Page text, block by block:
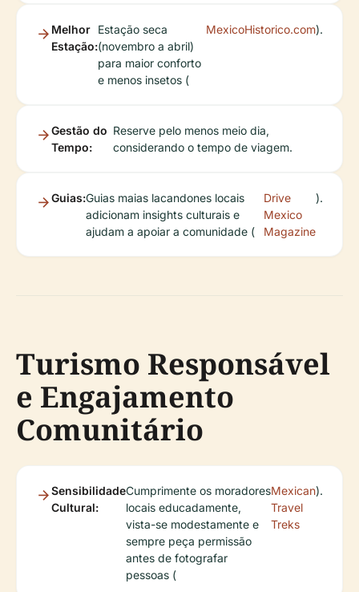
Melhor
Estação:
Estação seca
(novembro a abril)
para maior conforto
e menos insetos (
MexicoHistorico.com).
Gestão do
Tempo:
Reserve pelo menos meio dia,
considerando o tempo de viagem.
Guias:Guias maias lacandones locais
adicionam insights culturais e
ajudam a apoiar a comunidade (
Drive
Mexico
Magazine
).
Turismo Responsável
e Engajamento
Comunitário
Sensibilidade
Cultural:
Cumprimente os moradores
locais educadamente,
vista-se modestamente e
sempre peça permissão
antes de fotografar
pessoas (
Mexican
Travel
Treks
).